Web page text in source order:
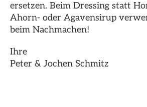
ersetzen. Beim Dressing statt
Ahorn- oder Agavensirup
beim Nachmachen!
Ihre
Peter & Jochen Schmitz